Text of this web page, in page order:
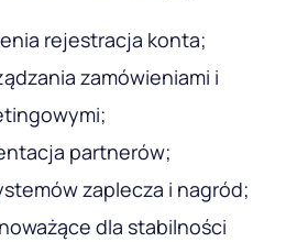
rejestracja konta;
zamówieniami i
partnerów;
zaplecza i nagród;
dla stabilności